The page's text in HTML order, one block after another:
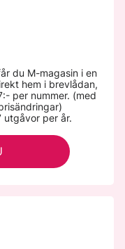
du M-magasin i en
hem i brevlådan,
per nummer. (med
utgåvor per år.